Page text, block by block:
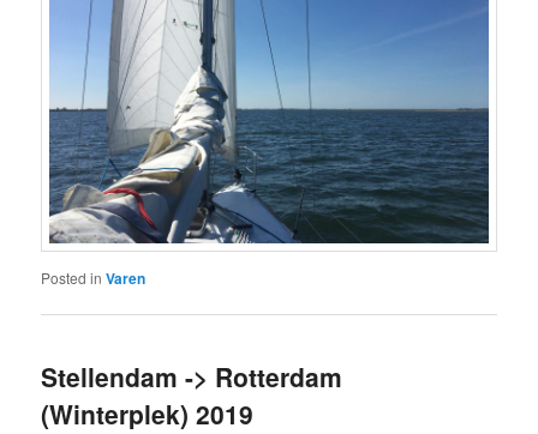
Posted in Varen
Stellendam -> Rotterdam
(Winterplek) 2019